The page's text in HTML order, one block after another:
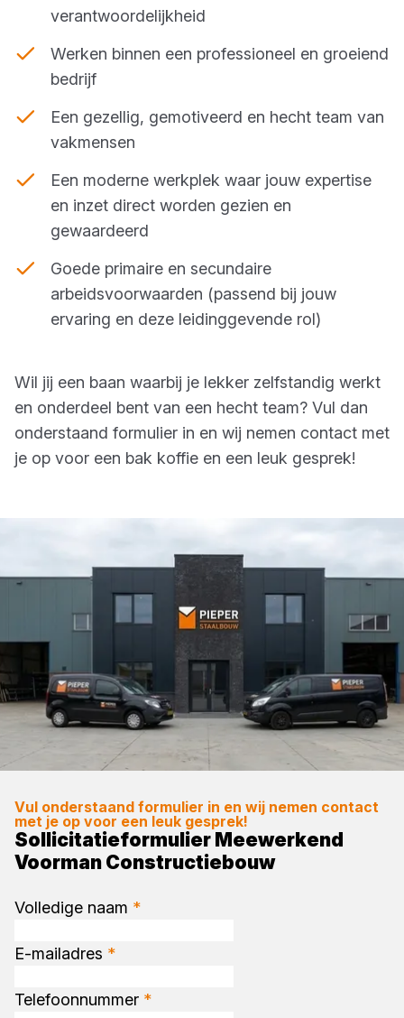
verantwoordelijkheid
Werken binnen een professioneel en groeiend
bedrijf
Een gezellig, gemotiveerd en hecht team van
vakmensen
Een moderne werkplek waar jouw expertise
en inzet direct worden gezien en
gewaardeerd
Goede primaire en secundaire
arbeidsvoorwaarden (passend bij jouw
ervaring en deze leidinggevende rol)
Wil jij een baan waarbij je lekker zelfstandig werkt
en onderdeel bent van een hecht team? Vul dan
onderstaand formulier in en wij nemen contact met
je op voor een bak koffie en een leuk gesprek!
Vul onderstaand formulier in en wij nemen contact
met je op voor een leuk gesprek!
Sollicitatieformulier Meewerkend
Voorman Constructiebouw
Volledige naam *
E-mailadres *
Telefoonnummer *